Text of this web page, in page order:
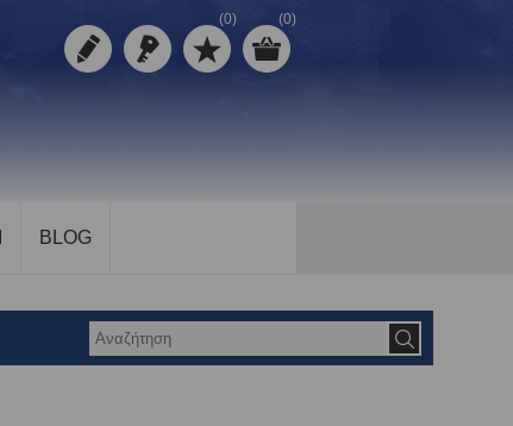
(0) (0)
BLOG